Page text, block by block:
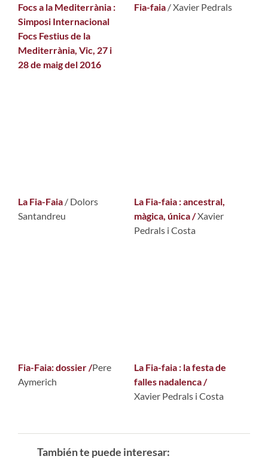
Focs a la Mediterrània :
Simposi Internacional
Focs Festius de la
Mediterrània, Vic, 27 i
28 de maig del 2016
Fia-faia / Xavier Pedrals
La Fia-Faia / Dolors
Santandreu
La Fia-faia : ancestral,
màgica, única /Xavier
Pedrals i Costa
Fia-Faia: dossier /Pere
Aymerich
La Fia-faia : la festa de
falles nadalenca /
Xavier Pedrals i Costa
También te puede interesar: